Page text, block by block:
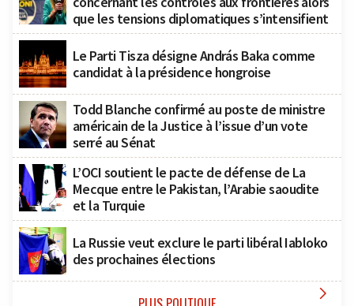
que les tensions diplomatiques s’intensifient
Le Parti Tisza désigne András Baka comme
candidat à la présidence hongroise
Todd Blanche confirmé au poste de ministre
américain de la Justice à l’issue d’un vote
serré au Sénat
L’OCI soutient le pacte de défense de La
Mecque entre le Pakistan, l’Arabie saoudite
et la Turquie
La Russie veut exclure le parti libéral Iabloko
des prochaines élections
